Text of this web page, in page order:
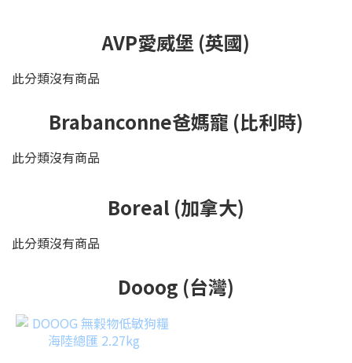
AVP愛威堡 (英國)
此分類沒有商品
Brabanconne爸媽寵 (比利時)
此分類沒有商品
Boreal (加拿大)
此分類沒有商品
Dooog (台灣)